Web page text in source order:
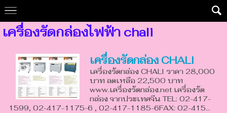
เครื่องรัดกล่องไฟฟ้า chali
เครื่องรัดกล่อง CHALI
เครื่องรัดกล่อง CHALI ราคา 28,000
บาท ลดเหลือ 22,500 บาท
www.เครื่องรัดกล่อง.net เครื่องรัด
กล่อง จากประเทศจีน TEL: 02-417-
1599, 02-417-1175-6 , 02-417-1185-6FAX: 02-415...